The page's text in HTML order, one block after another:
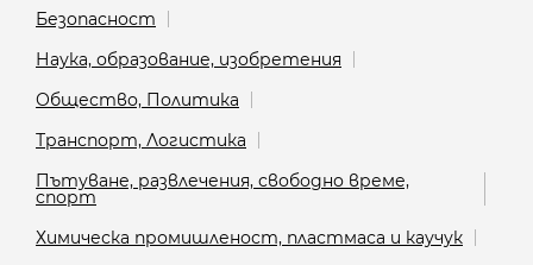
Безопасност
Наука, образование, изобретения
Общество, Политика
Транспорт, Логистика
Пътуване, развлечения, свободно време,
спорт
Химическа промишленост, пластмаса и каучук